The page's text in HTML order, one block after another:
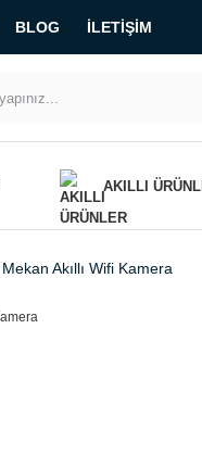
BLOG İLETIŞIM
AKILLI
Akıllı Wifi Kamera